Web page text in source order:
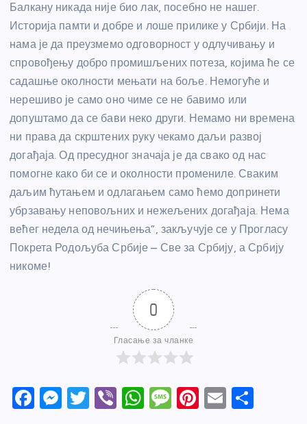
Балкану никада није био лак, посебно не нашег.
Историја памти и добре и лоше прилике у Србији. На
нама је да преузмемо одговорност у одлучивању и
спровођењу добро промишљених потеза, којима ће се
садашње околности мењати на боље. Немогуће и
нерешиво је само оно чиме се не бавимо или
допуштамо да се бави неко други. Немамо ни времена
ни права да скрштених руку чекамо даљи развој
догађаја. Од пресудног значаја је да свако од нас
помогне како би се и околности промениле. Сваким
даљим ћутањем и одлагањем само ћемо допринети
убрзавању неповољних и нежељених догађаја. Нема
већег недела од нечињења”, закључује се у Прогласу
Покрета Родољуба Србије – Све за Србију, а Србију
никоме!
0
Гласање за чланке
F
M
T
Vi W M
Pi
E